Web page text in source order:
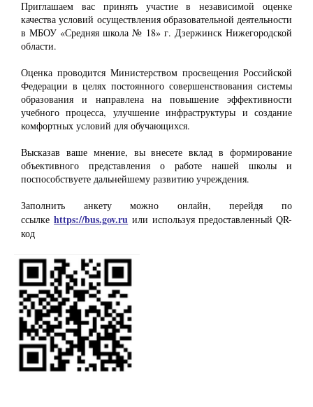
Приглашаем вас принять участие в независимой оценке
качества условий осуществления образовательной деятельности
в МБОУ «Средняя школа № 18» г. Дзержинск Нижегородской
области.
Оценка проводится Министерством просвещения Российской
Федерации в целях постоянного совершенствования системы
образования и направлена на повышение эффективности
учебного процесса, улучшение инфраструктуры и создание
комфортных условий для обучающихся.
Высказав ваше мнение, вы внесете вклад в формирование
объективного представления о работе нашей школы и
поспособствуете дальнейшему развитию учреждения.
Заполнить анкету можно онлайн, перейдя по
ссылкеhttps://bus.gov.ru или используя предоставленный QR-
код